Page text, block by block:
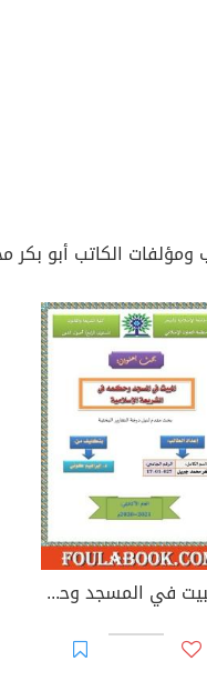
ومؤلفات الكاتب أبو بكر
المبيت في المسجد وحكمه في الشريعة الإسلامية